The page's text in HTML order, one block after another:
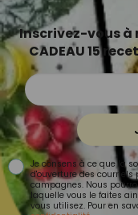
Inscrivez-vous à
CADEAU 15
Je consens à ce que la
d'ouverture des
campagnes. Nous
laquelle vous le faites
vous utilisez. Pour en